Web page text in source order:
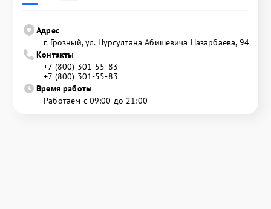
Адрес
г. Грозный, ул. Нурсултана Абишевича Назарбаева, 94
Контакты
+7 (800) 301-55-83
+7 (800) 301-55-83
Время работы
Работаем с 09:00 до 21:00